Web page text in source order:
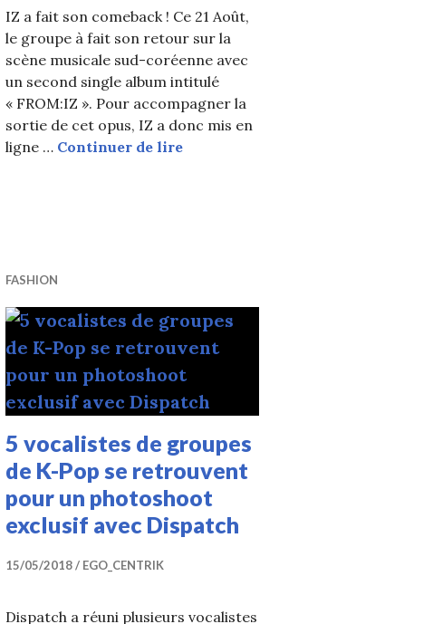
« The Day »
de « DDU-DU DDU-DU » de BLACKPINK à la batterie
IZ a fait son comeback ! Ce 21 Août,
le groupe à fait son retour sur la
scène musicale sud-coréenne avec
un second single album intitulé
« FROM:IZ ». Pour accompagner la
sortie de cet opus, IZ a donc mis en
ligne … Continuer de lireIZ a fait son comeback avec le MV
FASHION
5 vocalistes de groupes
de K-Pop se retrouvent
pour un photoshoot
exclusif avec Dispatch
15/05/2018 EGO_CENTRIK
Dispatch a réuni plusieurs vocalistes